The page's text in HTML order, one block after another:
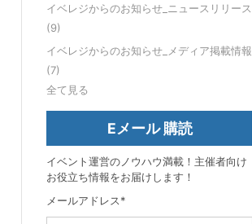
イベレジからのお知らせ_ニュースリリース
(9)
イベレジからのお知らせ_メディア掲載情報
(7)
全て見る
Eメール 購読
イベント運営のノウハウ満載！主催者向け
お役立ち情報をお届けします！
メールアドレス*